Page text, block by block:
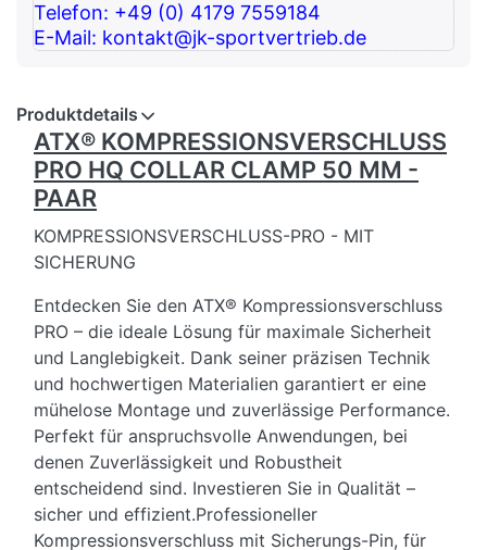
Telefon: +49 (0) 4179 7559184
E-Mail: kontakt@jk-sportvertrieb.de
Produktdetails
ATX® KOMPRESSIONSVERSCHLUSS
PRO HQ COLLAR CLAMP 50 MM -
PAAR
KOMPRESSIONSVERSCHLUSS-PRO - MIT
SICHERUNG
Entdecken Sie den ATX® Kompressionsverschluss
PRO – die ideale Lösung für maximale Sicherheit
und Langlebigkeit. Dank seiner präzisen Technik
und hochwertigen Materialien garantiert er eine
mühelose Montage und zuverlässige Performance.
Perfekt für anspruchsvolle Anwendungen, bei
denen Zuverlässigkeit und Robustheit
entscheidend sind. Investieren Sie in Qualität –
sicher und effizient.Professioneller
Kompressionsverschluss mit Sicherungs-Pin, für